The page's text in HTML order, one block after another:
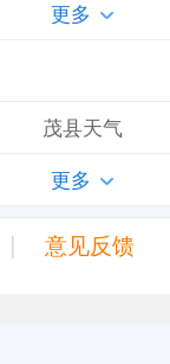
更多
茂县天气
更多
| 意见反馈